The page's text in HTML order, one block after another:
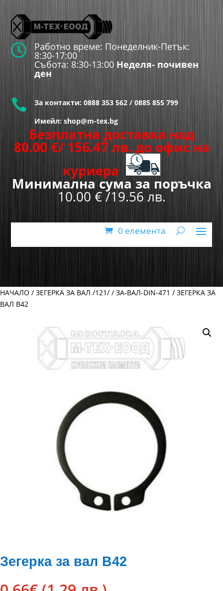
 Работно време: Понеделник-Петък:
8:30-17:00
Събота: 8:30-13:00 Неделя- почивен
ден
 За контакти: 0888 353 562 / 0885 855 799
Имейл: shop@m-tex.bg
Безплатна доставка над
80.00 €/ 156.47 лв. до офис на
куриера
Минимална сума за поръчка
10.00 € /19.56 лв.
0 елемента
НАЧАЛО / ЗЕГЕРКА ЗА ВАЛ /121/ / ЗА-ВАЛ-DIN-471 / ЗЕГЕРКА ЗА
ВАЛ В42
Зегерка за вал В42